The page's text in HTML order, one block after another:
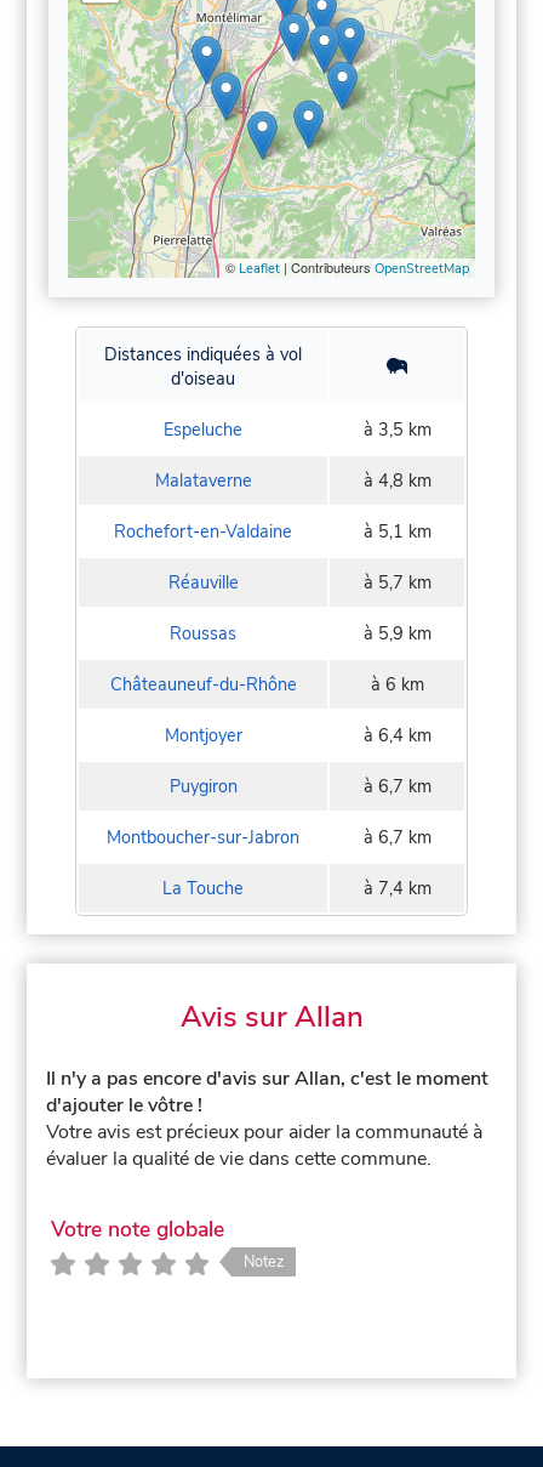
© Leaflet| Contributeurs OpenStreetMap
Distances indiquées à vol
d'oiseau
Espeluche à 3,5 km
Malataverne à 4,8 km
Rochefort-en-Valdaine à 5,1 km
Réauville à 5,7 km
Roussas à 5,9 km
Châteauneuf-du-Rhône à 6 km
Montjoyer à 6,4 km
Puygiron à 6,7 km
Montboucher-sur-Jabron à 6,7 km
La Touche à 7,4 km
Avis sur Allan
Il n'y a pas encore d'avis sur Allan, c'est le moment
d'ajouter le vôtre !
Votre avis est précieux pour aider la communauté à
évaluer la qualité de vie dans cette commune.
Votre note globale
Notez